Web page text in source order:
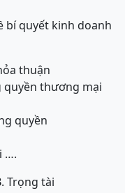
bí quyết kinh doanh
thuận
quyền thương mại
quyền
….
Trọng tài